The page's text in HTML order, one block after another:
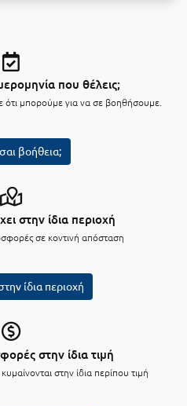
που θέλεις;
ότι μπορούμε για να σε βοηθήσουμε.
βοήθεια;
στην ίδια περιοχή
σε κοντινή απόσταση
ίδια περιοχή
στην ίδια τιμή
στην ίδια περίπου τιμή